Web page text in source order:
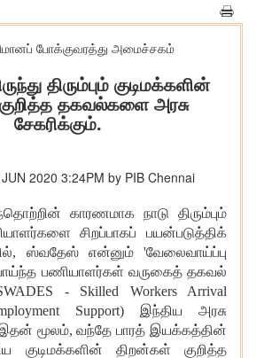
போக்குவரத்து அமைச்சகம்
திரும்பும் குடிமக்களின்
தகவல்களை அரசு
சேகரிக்கும்.
JUN 2020 3:24PM by PIB Chennai
காரணமாக நாடு
திரும்பும்
சிறப்பாகப்
பயன்படுத்திக்
, ஸ்வதேஸ் என்னும்'வேலைவாய்ப்பு
பணியாளர்கள் வருகைத் தகவல்
- Skilled Workers Arrival
Support) இந்திய
அரசு
மூலம்,வந்தே பாரத் இயக்கத்தின்
குடிமக்களின் திறன்கள்
குறித்த